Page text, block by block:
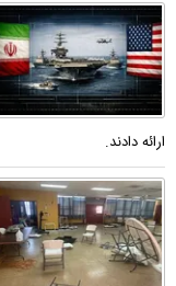
ارائه دادند.